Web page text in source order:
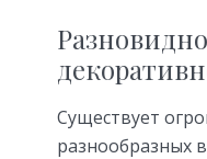
Существует
разнообразных